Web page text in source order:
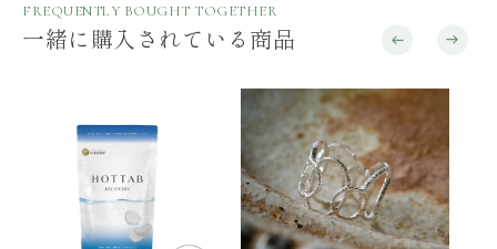
FREQUENTLY BOUGHT TOGETHER
一緒に購入されている商品